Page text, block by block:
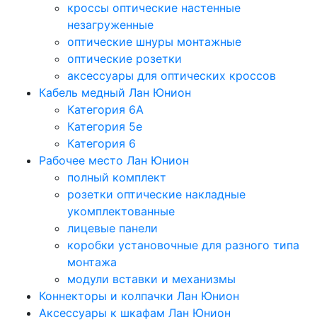
кроссы оптические настенные
незагруженные
оптические шнуры монтажные
оптические розетки
аксессуары для оптических кроссов
Кабель медный Лан Юнион
Категория 6A
Категория 5e
Категория 6
Рабочее место Лан Юнион
полный комплект
розетки оптические накладные
укомплектованные
лицевые панели
коробки установочные для разного типа
монтажа
модули вставки и механизмы
Коннекторы и колпачки Лан Юнион
Аксессуары к шкафам Лан Юнион